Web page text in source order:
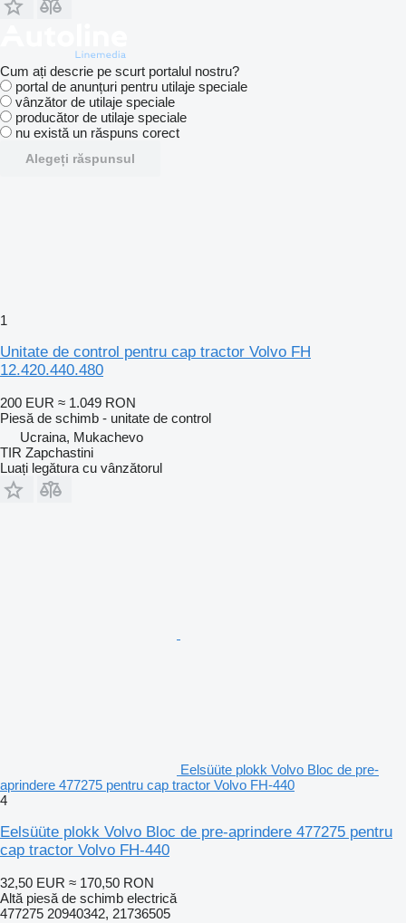
Cum ați descrie pe scurt portalul nostru?
portal de anunțuri pentru utilaje speciale
vânzător de utilaje speciale
producător de utilaje speciale
nu există un răspuns corect
Alegeți răspunsul
1
Unitate de control pentru cap tractor Volvo FH
12.420.440.480
200 EUR ≈ 1.049 RON
Piesă de schimb - unitate de control
Ucraina, Mukachevo
TIR Zapchastini
Luați legătura cu vânzătorul
Eelsüüte plokk Volvo Bloc de pre-
aprindere 477275 pentru cap tractor Volvo FH-440
4
Eelsüüte plokk Volvo Bloc de pre-aprindere 477275 pentru
cap tractor Volvo FH-440
32,50 EUR ≈ 170,50 RON
Altă piesă de schimb electrică
477275 20940342, 21736505